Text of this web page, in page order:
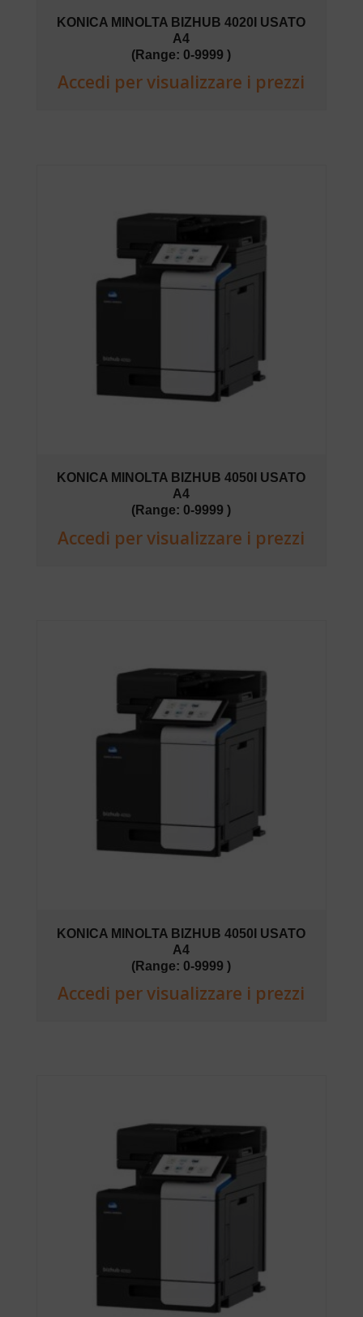
KONICA MINOLTA BIZHUB 4020I USATO
A4
(Range: 0-9999 )
Accedi per visualizzare i prezzi
KONICA MINOLTA BIZHUB 4050I USATO
A4
(Range: 0-9999 )
Accedi per visualizzare i prezzi
KONICA MINOLTA BIZHUB 4050I USATO
A4
(Range: 0-9999 )
Accedi per visualizzare i prezzi